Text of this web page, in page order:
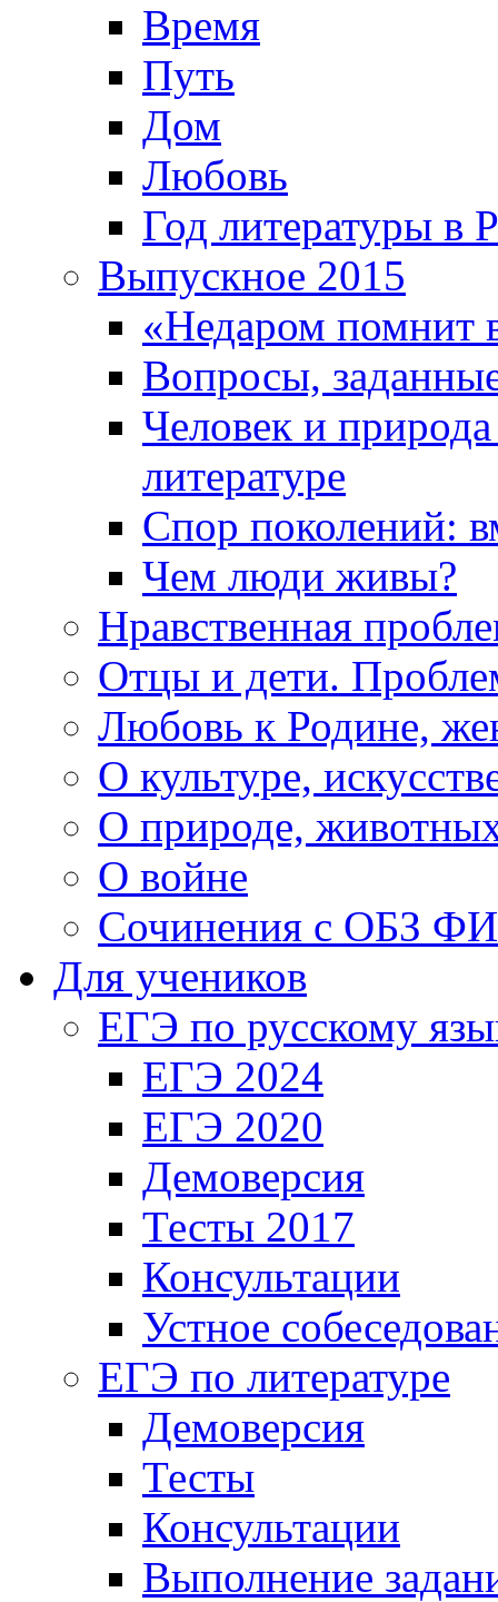
Время
Путь
Дом
Любовь
Год литературы в
Выпускное 2015
«Недаром помнит
Вопросы,
Человек и
литературе
Спор поколений:
Чем люди живы?
Нравственная
Отцы и дети.
Любовь к Родине,
О культуре,
О природе,
О войне
Сочинения с ОБЗ
Для учеников
ЕГЭ по русскому
ЕГЭ 2024
ЕГЭ 2020
Демоверсия
Тесты 2017
Консультации
Устное
ЕГЭ по литературе
Демоверсия
Тесты
Консультации
Выполнение